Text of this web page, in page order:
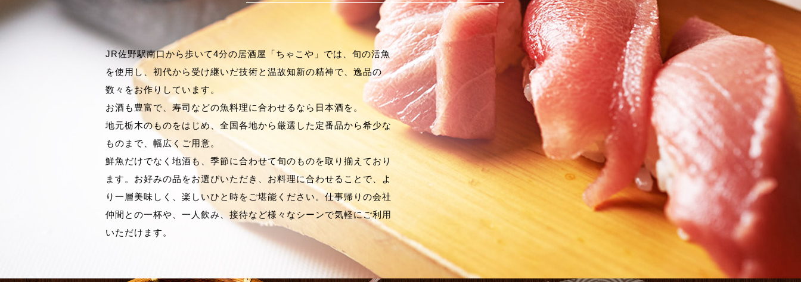
JR佐野駅南口から歩いて4分の居酒屋「ちゃこや」では、旬の活魚
を使用し、初代から受け継いだ技術と温故知新の精神で、逸品の
数々をお作りしています。
お酒も豊富で、寿司などの魚料理に合わせるなら日本酒を。
地元栃木のものをはじめ、全国各地から厳選した定番品から希少な
ものまで、幅広くご用意。
鮮魚だけでなく地酒も、季節に合わせて旬のものを取り揃えており
ます。お好みの品をお選びいただき、お料理に合わせることで、よ
り一層美味しく、楽しいひと時をご堪能ください。仕事帰りの会社
仲間との一杯や、一人飲み、接待など様々なシーンで気軽にご利用
いただけます。